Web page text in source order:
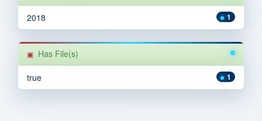
1
2018
Has File(s)
1
true